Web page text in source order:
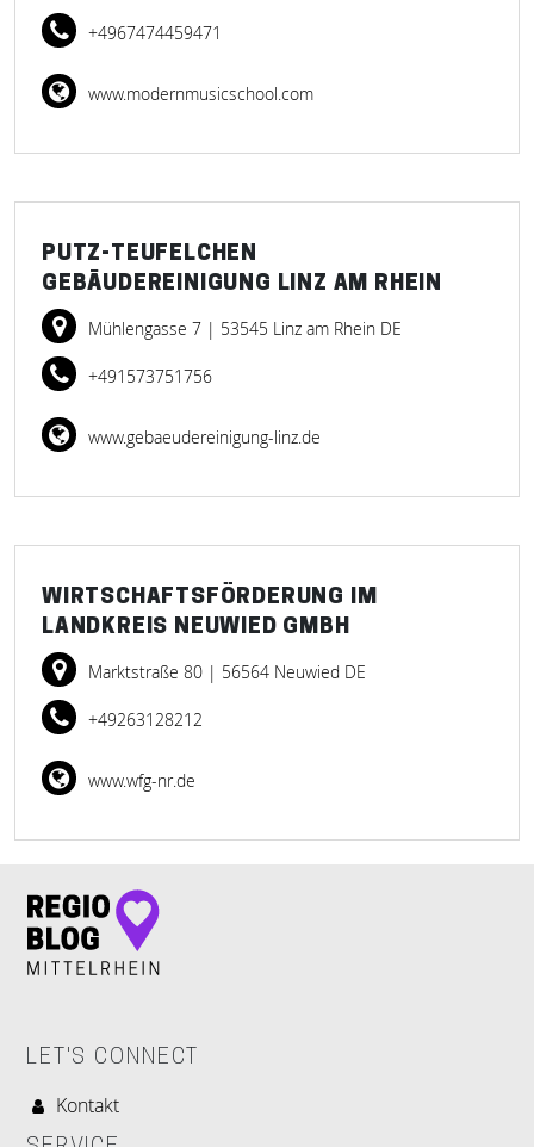
+4967474459471
www.modernmusicschool.com
PUTZ-TEUFELCHEN
GEBÄUDEREINIGUNG LINZ AM RHEIN
Mühlengasse 7 | 53545 Linz am Rhein DE
+491573751756
www.gebaeudereinigung-linz.de
WIRTSCHAFTSFÖRDERUNG IM
LANDKREIS NEUWIED GMBH
Marktstraße 80 | 56564 Neuwied DE
+49263128212
www.wfg-nr.de
LET'S CONNECT
Kontakt